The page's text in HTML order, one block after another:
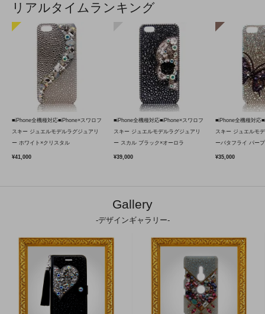
リアルタイムランキング
■iPhone全機種対応■iPhone×スワロフ
スキー ジュエルモデルラグジュアリ
ー ホワイト×クリスタル
¥41,000
■iPhone全機種対応■iPhone×スワロフ
スキー ジュエルモデルラグジュアリ
ー スカル ブラック×オーロラ
¥39,000
■iPhone全機種対応
スキー ジュエルモ
ーバタフライ パー
¥35,000
Gallery
-デザインギャラリー-